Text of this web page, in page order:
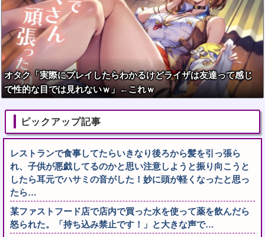
オタク「実際にプレイしたらわかるけどライザは友達って感じ
で性的な目では見れないｗ」←これｗ
ピックアップ記事
レストランで食事してたらいきなり後ろから髪を引っ張ら
れ、子供が悪戯してるのかと思い注意しようと振り向こうと
したら耳元でハサミの音がした！妙に頭が軽くなったと思っ
たら…
某ファストフード店で店内で買った水を使って薬を飲んだら
怒られた。「持ち込み禁止です！」と大きな声で…